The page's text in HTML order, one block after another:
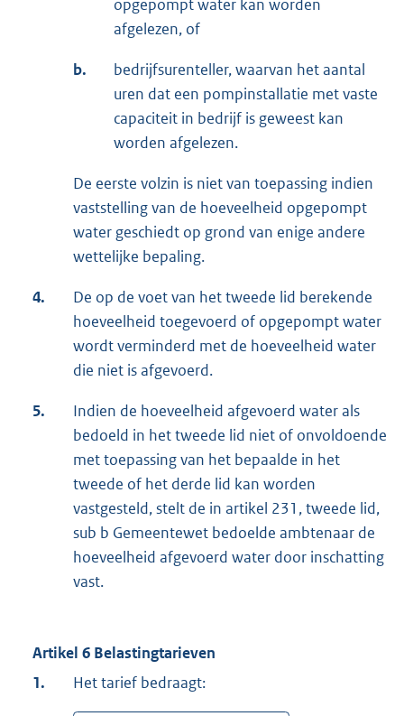
opgepompt water kan worden
afgelezen, of
b.
bedrijfsurenteller, waarvan het aantal
uren dat een pompinstallatie met vaste
capaciteit in bedrijf is geweest kan
worden afgelezen.
De eerste volzin is niet van toepassing indien
vaststelling van de hoeveelheid opgepompt
water geschiedt op grond van enige andere
wettelijke bepaling.
4.
De op de voet van het tweede lid berekende
hoeveelheid toegevoerd of opgepompt water
wordt verminderd met de hoeveelheid water
die niet is afgevoerd.
5.
Indien de hoeveelheid afgevoerd water als
bedoeld in het tweede lid niet of onvoldoende
met toepassing van het bepaalde in het
tweede of het derde lid kan worden
vastgesteld, stelt de in artikel 231, tweede lid,
sub b Gemeentewet bedoelde ambtenaar de
hoeveelheid afgevoerd water door inschatting
vast.
Artikel 6 Belastingtarieven
1.
Het tarief bedraagt: